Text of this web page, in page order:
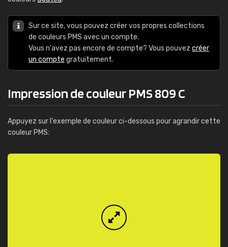
Sur ce site, vous pouvez créer vos propres collections
de couleurs PMS avec un compte.
Vous n'avez pas encore de compte? Vous pouvez créer
un compte gratuitement.
Impression de couleur PMS 809 C
Appuyez sur l'exemple de couleur ci-dessous pour agrandir cette
couleur PMS: